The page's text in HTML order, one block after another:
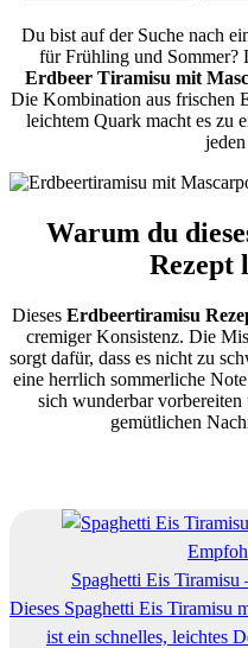
Du bist auf der Suche nach
für Frühling und Sommer?
Erdbeer Tiramisu mit
Die Kombination aus frischen
leichtem Quark macht es zu
Warum du
Rezept
Dieses Erdbeertiramisu
cremiger Konsistenz. Die
sorgt dafür, dass es nicht zu
eine herrlich sommerliche
sich wunderbar
gemütlichen
Spaghetti Eis Tiramisu
Dieses Spaghetti Eis Tiramisu
ist ein schnelles, leichtes